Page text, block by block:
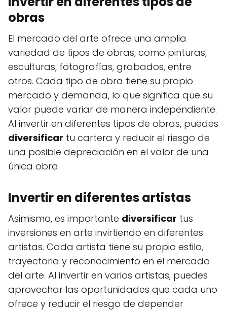
obras
El mercado del arte ofrece una amplia
variedad de tipos de obras, como pinturas,
esculturas, fotografías, grabados, entre
otros. Cada tipo de obra tiene su propio
mercado y demanda, lo que significa que su
valor puede variar de manera independiente.
Al invertir en diferentes tipos de obras, puedes
diversificar tu cartera y reducir el riesgo de
una posible depreciación en el valor de una
única obra.
Invertir en diferentes artistas
Asimismo, es importante diversificar tus
inversiones en arte invirtiendo en diferentes
artistas. Cada artista tiene su propio estilo,
trayectoria y reconocimiento en el mercado
del arte. Al invertir en varios artistas, puedes
aprovechar las oportunidades que cada uno
ofrece y reducir el riesgo de depender